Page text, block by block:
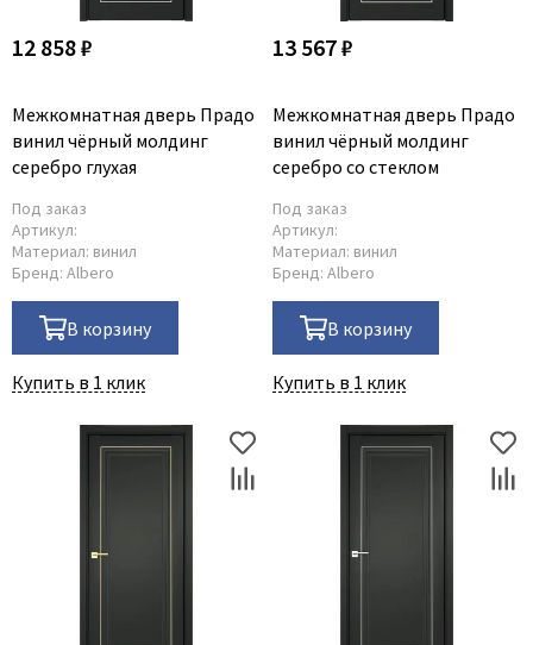
12 858 ₽
Межкомнатная дверь Прадо
винил чёрный молдинг
серебро глухая
Под заказ
Артикул:
Материал: винил
Бренд: Albero
В корзину
Купить в 1 клик
13 567 ₽
Межкомнатная дверь Прадо
винил чёрный молдинг
серебро со стеклом
Под заказ
Артикул:
Материал: винил
Бренд: Albero
В корзину
Купить в 1 клик